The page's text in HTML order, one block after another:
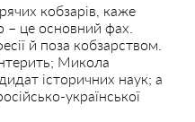
кобзарів, каже
– це основний фах.
й поза кобзарством.
Микола
історичних наук; а
української